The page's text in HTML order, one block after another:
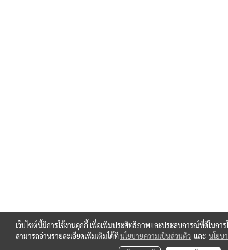
เว็บไซต์นี้มีการใช้งานคุกกี้ เพื่อเพิ่มประสิทธิภาพและประสบการณ์ที่ดีในการ
สามารถอ่านรายละเอียดเพิ่มเติมได้ที่นโยบายความเป็นส่วนตัว และ นโยบ